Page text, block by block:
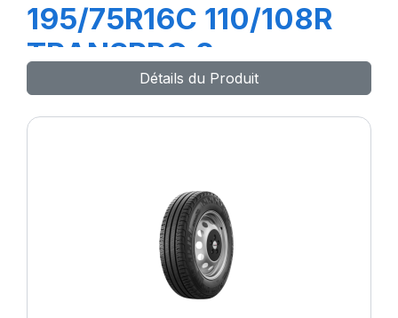
195/75R16C 110/108R
TRANSPRO 2
Détails du Produit